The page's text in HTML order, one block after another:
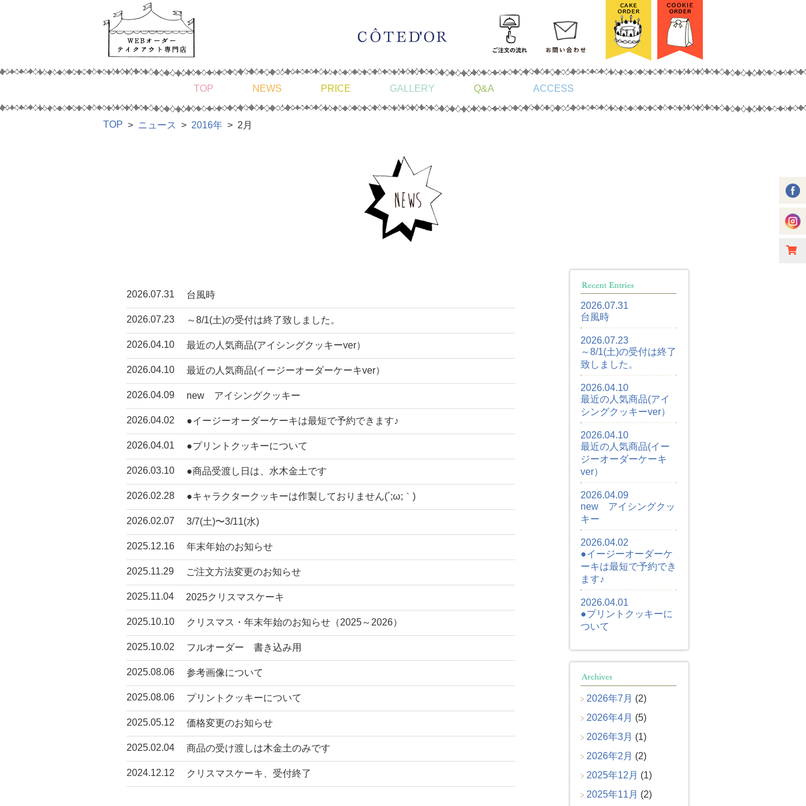
TOP NEWS PRICE GALLERY Q&A ACCESS
TOP ニュース 2016年 2月
2026.07.31 台風時
2026.07.23 ～8/1(土)の受付は終了致しました。
2026.04.10 最近の人気商品(アイシングクッキーver）
2026.04.10 最近の人気商品(イージーオーダーケーキver）
2026.04.09 new アイシングクッキー
2026.04.02 ●イージーオーダーケーキは最短で予約できます♪
2026.04.01 ●プリントクッキーについて
2026.03.10 ●商品受渡し日は、水木金土です
2026.02.28 ●キャラクタークッキーは作製しておりません(´;ω;｀)
2026.02.07 3/7(土)〜3/11(水)
2025.12.16 年末年始のお知らせ
2025.11.29 ご注文方法変更のお知らせ
2025.11.04 2025クリスマスケーキ
2025.10.10 クリスマス・年末年始のお知らせ（2025～2026）
2025.10.02 フルオーダー 書き込み用
2025.08.06 参考画像について
2025.08.06 プリントクッキーについて
2025.05.12 価格変更のお知らせ
2025.02.04 商品の受け渡しは木金土のみです
2024.12.12 クリスマスケーキ、受付終了
2026.07.31
台風時
2026.07.23
～8/1(土)の受付は終了
致しました。
2026.04.10
最近の人気商品(アイ
シングクッキーver）
2026.04.10
最近の人気商品(イー
ジーオーダーケーキ
ver）
2026.04.09
new アイシングクッ
キー
2026.04.02
●イージーオーダーケ
ーキは最短で予約でき
ます♪
2026.04.01
●プリントクッキーに
ついて
2026年7月 (2)
2026年4月 (5)
2026年3月 (1)
2026年2月 (2)
2025年12月 (1)
2025年11月 (2)